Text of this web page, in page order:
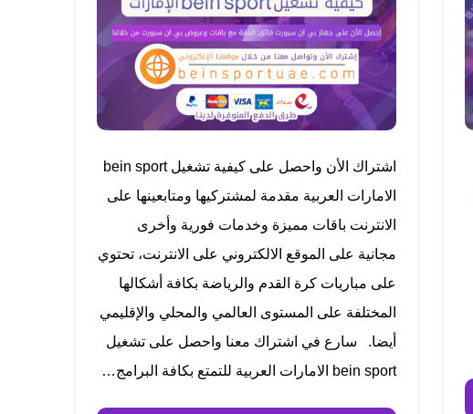
اشتراك الأن واحصل على كيفية تشغيل bein sport
الامارات العربية مقدمة لمشتركيها ومتابعينها على
الانترنت باقات مميزة وخدمات فورية وأخرى
مجانية على الموقع الالكتروني على الانترنت، تحتوي
على مباريات كرة القدم والرياضة بكافة أشكالها
المختلفة على المستوى العالمي والمحلي والإقليمي
أيضا. سارع في اشتراك معنا واحصل على تشغيل
bein sport الامارات العربية للتمتع بكافة البرامج…